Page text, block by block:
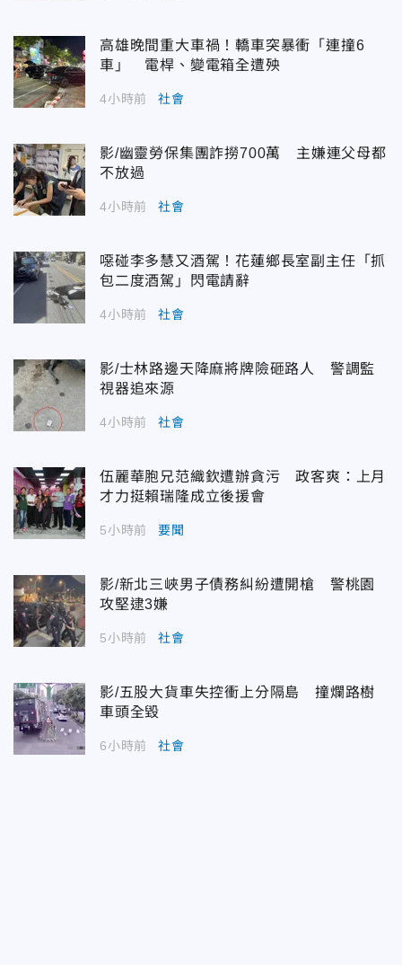
高雄晚間重大車禍！轎車突暴衝「連撞6
車」 電桿、變電箱全遭殃
4小時前 社會
影/幽靈勞保集團詐撈700萬 主嫌連父母都
不放過
4小時前 社會
噁碰李多慧又酒駕！花蓮鄉長室副主任「抓
包二度酒駕」閃電請辭
4小時前 社會
影/士林路邊天降麻將牌險砸路人 警調監
視器追來源
4小時前 社會
伍麗華胞兄范織欽遭辦貪污 政客爽：上月
才力挺賴瑞隆成立後援會
5小時前 要聞
影/新北三峽男子債務糾紛遭開槍 警桃園
攻堅逮3嫌
5小時前 社會
影/五股大貨車失控衝上分隔島 撞爛路樹
車頭全毀
6小時前 社會